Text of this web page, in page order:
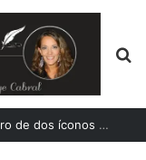
Luis Miguel y Coca Cola: el reencuentro de dos íconos eternos